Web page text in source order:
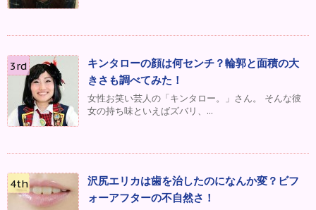
キンタローの顔は何センチ？輪郭と面積の大
きさも調べてみた！
女性お笑い芸人の「キンタロー。」さん。 そんな彼
女の持ち味といえばズバリ、...
沢尻エリカは歯を治したのになんか変？ビフ
ォーアフターの不自然さ！